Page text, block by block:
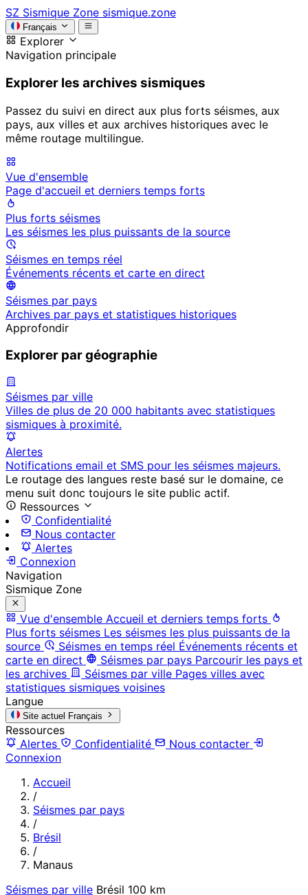
SZ Sismique Zone sismique.zone
Français
Explorer
Navigation principale
Explorer les archives sismiques
Passez du suivi en direct aux plus forts séismes, aux
pays, aux villes et aux archives historiques avec le
même routage multilingue.
Vue d'ensemble
Page d'accueil et derniers temps forts
Plus forts séismes
Les séismes les plus puissants de la source
Séismes en temps réel
Événements récents et carte en direct
Séismes par pays
Archives par pays et statistiques historiques
Approfondir
Explorer par géographie
Séismes par ville
Villes de plus de 20 000 habitants avec statistiques
sismiques à proximité.
Alertes
Notifications email et SMS pour les séismes majeurs.
Le routage des langues reste basé sur le domaine, ce
menu suit donc toujours le site public actif.
Ressources
Confidentialité
Nous contacter
Alertes
Connexion
Navigation
Sismique Zone
Vue d'ensemble Accueil et derniers temps forts
Plus forts séismes Les séismes les plus puissants de la
source
Séismes en temps réel Événements récents et
carte en direct
Séismes par pays Parcourir les pays et
les archives
Séismes par ville Pages villes avec
statistiques sismiques voisines
Langue
Site actuel Français
Ressources
Alertes
Confidentialité
Nous contacter
Connexion
Accueil
/
Séismes par pays
/
Brésil
/
Manaus
Séismes par ville Brésil 100 km